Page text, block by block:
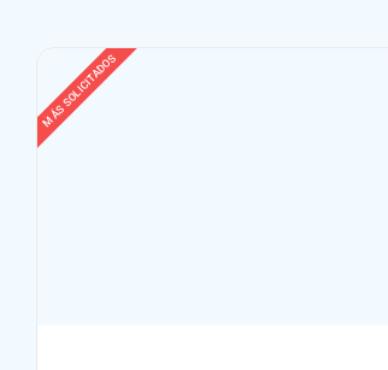
MÁS SOLICITADOS